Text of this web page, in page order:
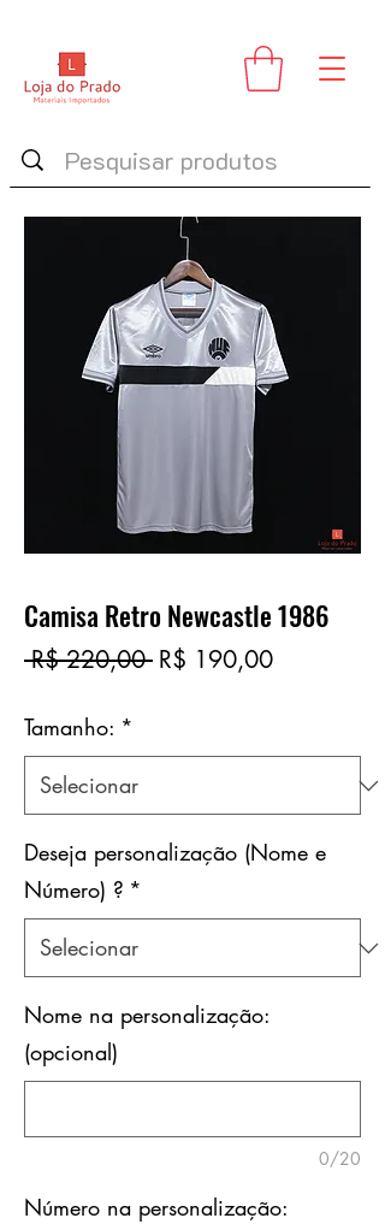
Camisa Retro Newcastle 1986
R$ 220,00 Preço
R$ 190,00Preço
Tamanho: *
Deseja personalização (Nome e
Número) ? *
Nome na personalização:
(opcional)
0/20
Número na personalização: